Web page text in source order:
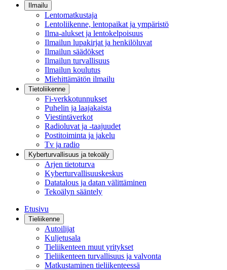
Ilmailu
Lentomatkustaja
Lentoliikenne, lentopaikat ja ympäristö
Ilma-alukset ja lentokelpoisuus
Ilmailun lupakirjat ja henkilöluvat
Ilmailun säädökset
Ilmailun turvallisuus
Ilmailun koulutus
Miehittämätön ilmailu
Tietoliikenne
Fi-verkkotunnukset
Puhelin ja laajakaista
Viestintäverkot
Radioluvat ja -taajuudet
Postitoiminta ja jakelu
Tv ja radio
Kyberturvallisuus ja tekoäly
Arjen tietoturva
Kyberturvallisuuskeskus
Datatalous ja datan välittäminen
Tekoälyn sääntely
Etusivu
Tieliikenne
Autoilijat
Kuljetusala
Tieliikenteen muut yritykset
Tieliikenteen turvallisuus ja valvonta
Matkustaminen tieliikenteessä